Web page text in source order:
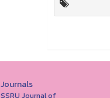
Journals
SSRU Journal of